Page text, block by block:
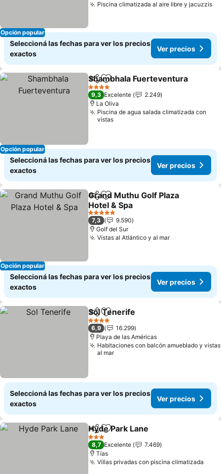
Opción popular
Piscina climatizada al aire libre y jacuzzis
Seleccioná las fechas para ver los precios
exactos
Ver precios
Opción popular
CompartirAñadir a favoritos
Shambhala Fuerteventura
4 Estrellas
9,3 Excelente
2.249
La Oliva
Piscina de agua salada climatizada con
vistas
Seleccioná las fechas para ver los precios
exactos
Ver precios
Opción popular
CompartirAñadir a favoritos
Grand Muthu Golf Plaza
Hotel & Spa
Ver precios
5 Estrellas
7,3
9.590
Golf del Sur
Vistas al Atlántico y al marVer precios
Seleccioná las fechas para ver los precios
exactos
Ver precios
CompartirAñadir a favoritos
Sol Tenerife
4 Estrellas
6,9
16.299
Playa de las Américas
Habitaciones con balcón amueblado y vistas
al mar
Seleccioná las fechas para ver los precios
exactos
Ver precios
CompartirAñadir a favoritos
Hyde Park Lane
3 Estrellas
8,7 Excelente
7.469
Tías
Villas privadas con piscina climatizada